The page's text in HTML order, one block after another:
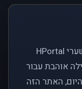
לפני כמעט שני עשורים, פתחנו את שערי HPortal
אוהבת עבור
האתר הזה